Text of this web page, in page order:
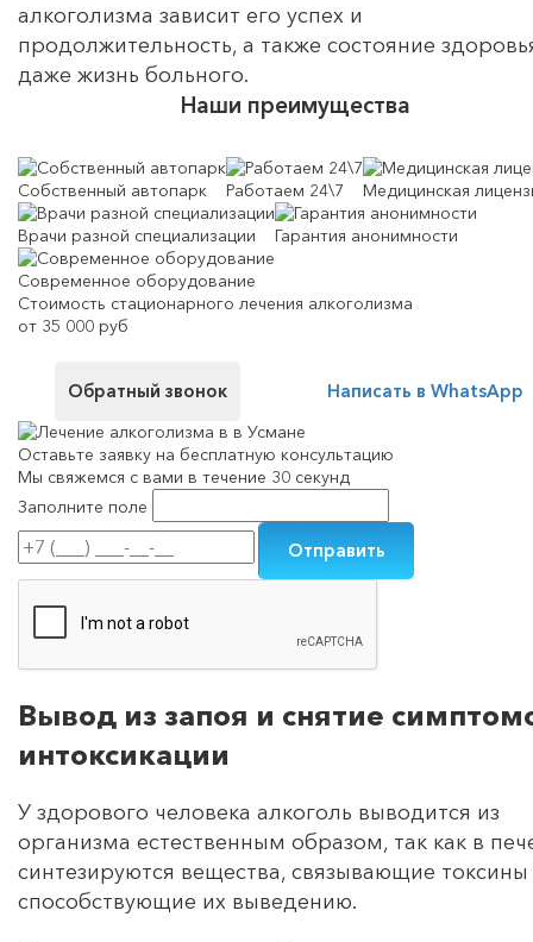
алкоголизма зависит его успех и
продолжительность, а также состояние
даже жизнь больного.
Наши преимущества
Собственный автопарк Работаем 24\7 Медицинская
Врачи разной специализации Гарантия анонимности
Современное оборудование
Стоимость стационарного лечения алкоголизма
от 35 000 руб
Обратный звонок Написать в WhatsApp
Оставьте заявку на бесплатную консультацию
Мы свяжемся с вами в течение 30 секунд
Заполните поле
Вывод из запоя и снятие
интоксикации
У здорового человека алкоголь выводится из
организма естественным образом, так как в
синтезируются вещества, связывающие
способствующие их выведению.